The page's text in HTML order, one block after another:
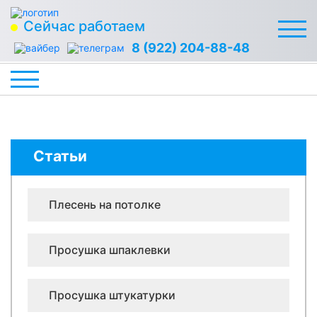
Сейчас работаем
8 (922) 204-88-48
Статьи
Плесень на потолке
Просушка шпаклевки
Просушка штукатурки